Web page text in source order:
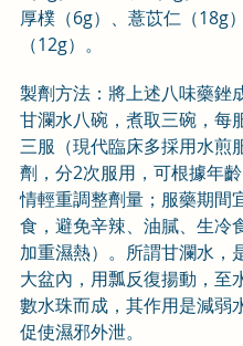
厚樸（6g）、薏苡仁（18g
（12g）。
製劑方法：將上述八味藥銼
甘瀾水八碗，煮取三碗，每
三服（現代臨床多採用水煎
劑，分2次服用，可根據年
情輕重調整劑量；服藥期間
食，避免辛辣、油膩、生冷
加重濕熱）。所謂甘瀾水，
大盆內，用瓢反復揚動，至
數水珠而成，其作用是減弱
促使濕邪外泄。